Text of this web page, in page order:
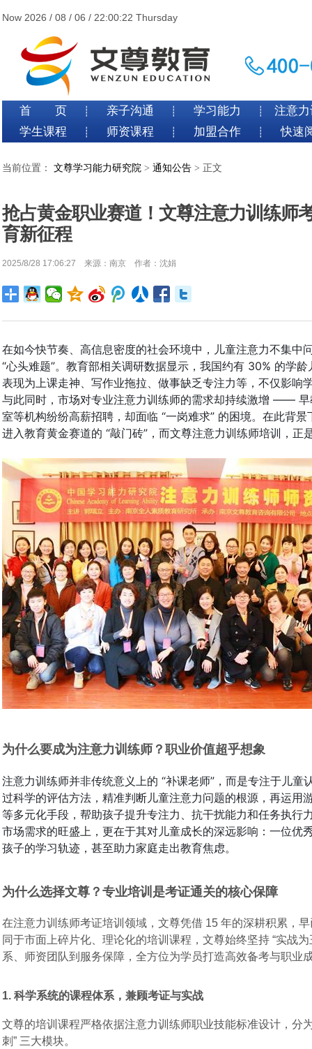
Now 2026 / 08 / 06 / 22:00:22 Thursday
首 页 ┊ 亲子沟通 ┊ 学习能力 ┊
注意
学生课程
┊ 师资课程 ┊ 加盟合作 ┊ 快速
当前位置： 文尊学习能力研究院 > 通知公告 > 正文
抢占黄金职业赛道！文尊注意力训练师
育新征程
2025/8/28 17:06:27 来源：南京 作者：沈娟
在如今快节奏、高信息密度的社会环境中，儿童注意力不集中
“心头难题”。教育部相关调研数据显示，我国约有 30% 的学
表现为上课走神、写作业拖拉、做事缺乏专注力等，不仅影响
与此同时，市场对专业注意力训练师的需求却持续激增 ——
室等机构纷纷高薪招聘，却面临 “一岗难求” 的困境。在此背
进入教育黄金赛道的 “敲门砖”，而文尊注意力训练师培训，正
为什么要成为注意力训练师？职业价值超乎想象
注意力训练师并非传统意义上的 “补课老师”，而是专注于儿童
过科学的评估方法，精准判断儿童注意力问题的根源，再运用
等多元化手段，帮助孩子提升专注力、抗干扰能力和任务执行
市场需求的旺盛上，更在于其对儿童成长的深远影响：一位优
孩子的学习轨迹，甚至助力家庭走出教育焦虑。
为什么选择文尊？专业培训是考证通关的核心保障
在注意力训练师考证培训领域，文尊凭借 15 年的深耕积累，
同于市面上碎片化、理论化的培训课程，文尊始终坚持 “实战
系、师资团队到服务保障，全方位为学员打造高效备考与职业
1. 科学系统的课程体系，兼顾考证与实战
文尊的培训课程严格依据注意力训练师职业技能标准设计，分
刺” 三大模块。